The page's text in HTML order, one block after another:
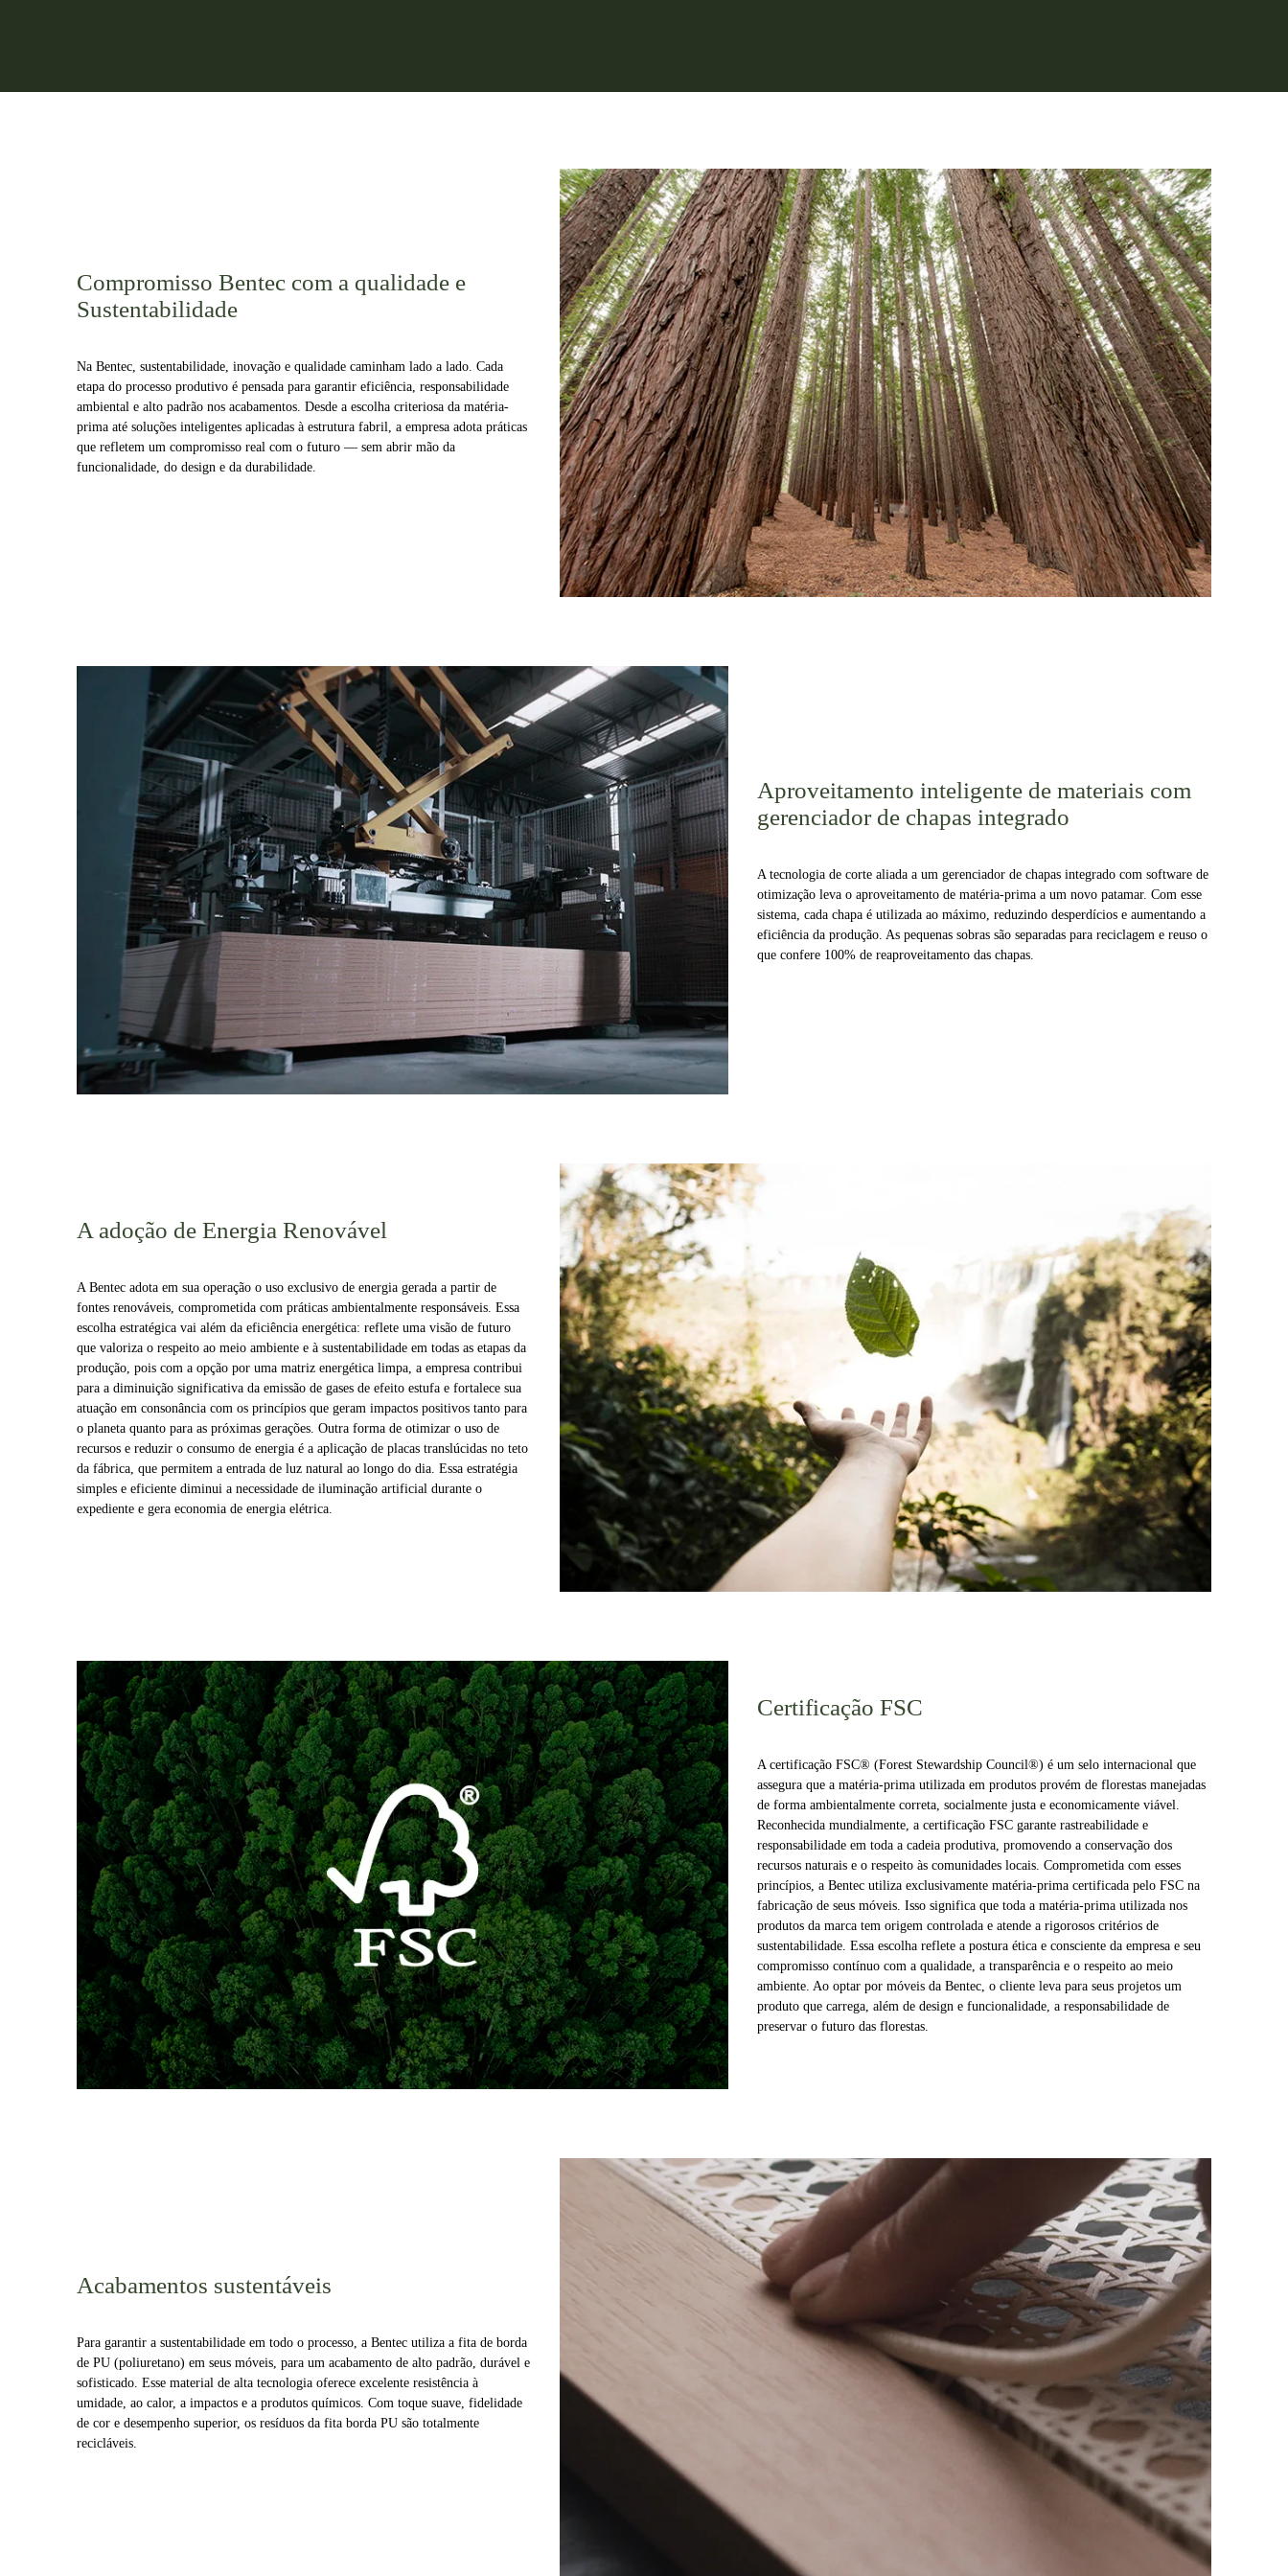
Compromisso Bentec com a qualidade e
Sustentabilidade
Na Bentec, sustentabilidade, inovação e qualidade caminham lado a lado. Cada
etapa do processo produtivo é pensada para garantir eficiência, responsabilidade
ambiental e alto padrão nos acabamentos. Desde a escolha criteriosa da matéria-
prima até soluções inteligentes aplicadas à estrutura fabril, a empresa adota práticas
que refletem um compromisso real com o futuro — sem abrir mão da
funcionalidade, do design e da durabilidade.
Aproveitamento inteligente de materiais com
gerenciador de chapas integrado
A tecnologia de corte aliada a um gerenciador de chapas integrado com software de
otimização leva o aproveitamento de matéria-prima a um novo patamar. Com esse
sistema, cada chapa é utilizada ao máximo, reduzindo desperdícios e aumentando a
eficiência da produção. As pequenas sobras são separadas para reciclagem e reuso o
que confere 100% de reaproveitamento das chapas.
A adoção de Energia Renovável
A Bentec adota em sua operação o uso exclusivo de energia gerada a partir de
fontes renováveis, comprometida com práticas ambientalmente responsáveis. Essa
escolha estratégica vai além da eficiência energética: reflete uma visão de futuro
que valoriza o respeito ao meio ambiente e à sustentabilidade em todas as etapas da
produção, pois com a opção por uma matriz energética limpa, a empresa contribui
para a diminuição significativa da emissão de gases de efeito estufa e fortalece sua
atuação em consonância com os princípios que geram impactos positivos tanto para
o planeta quanto para as próximas gerações. Outra forma de otimizar o uso de
recursos e reduzir o consumo de energia é a aplicação de placas translúcidas no teto
da fábrica, que permitem a entrada de luz natural ao longo do dia. Essa estratégia
simples e eficiente diminui a necessidade de iluminação artificial durante o
expediente e gera economia de energia elétrica.
Certificação FSC
A certificação FSC® (Forest Stewardship Council®) é um selo internacional que
assegura que a matéria-prima utilizada em produtos provém de florestas manejadas
de forma ambientalmente correta, socialmente justa e economicamente viável.
Reconhecida mundialmente, a certificação FSC garante rastreabilidade e
responsabilidade em toda a cadeia produtiva, promovendo a conservação dos
recursos naturais e o respeito às comunidades locais. Comprometida com esses
princípios, a Bentec utiliza exclusivamente matéria-prima certificada pelo FSC na
fabricação de seus móveis. Isso significa que toda a matéria-prima utilizada nos
produtos da marca tem origem controlada e atende a rigorosos critérios de
sustentabilidade. Essa escolha reflete a postura ética e consciente da empresa e seu
compromisso contínuo com a qualidade, a transparência e o respeito ao meio
ambiente. Ao optar por móveis da Bentec, o cliente leva para seus projetos um
produto que carrega, além de design e funcionalidade, a responsabilidade de
preservar o futuro das florestas.
Acabamentos sustentáveis
Para garantir a sustentabilidade em todo o processo, a Bentec utiliza a fita de borda
de PU (poliuretano) em seus móveis, para um acabamento de alto padrão, durável e
sofisticado. Esse material de alta tecnologia oferece excelente resistência à
umidade, ao calor, a impactos e a produtos químicos. Com toque suave, fidelidade
de cor e desempenho superior, os resíduos da fita borda PU são totalmente
recicláveis.